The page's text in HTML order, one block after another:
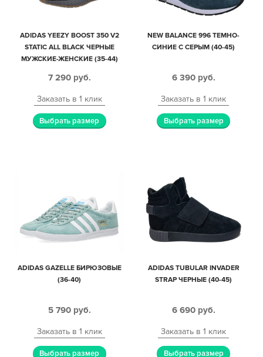
ADIDAS YEEZY BOOST 350 V2
STATIC ALL BLACK ЧЕРНЫЕ
МУЖСКИЕ-ЖЕНСКИЕ (35-44)
7 290 руб.
Заказать в 1 клик
Выбрать размер
NEW BALANCE 996 ТЕМНО-
СИНИЕ С СЕРЫМ (40-45)
6 390 руб.
Заказать в 1 клик
Выбрать размер
ADIDAS GAZELLE БИРЮЗОВЫЕ
(36-40)
5 790 руб.
Заказать в 1 клик
Выбрать размер
ADIDAS TUBULAR INVADER
STRAP ЧЕРНЫЕ (40-45)
6 690 руб.
Заказать в 1 клик
Выбрать размер